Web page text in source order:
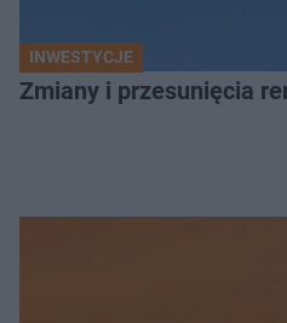
INWESTYCJE
Zmiany i przesunięcia